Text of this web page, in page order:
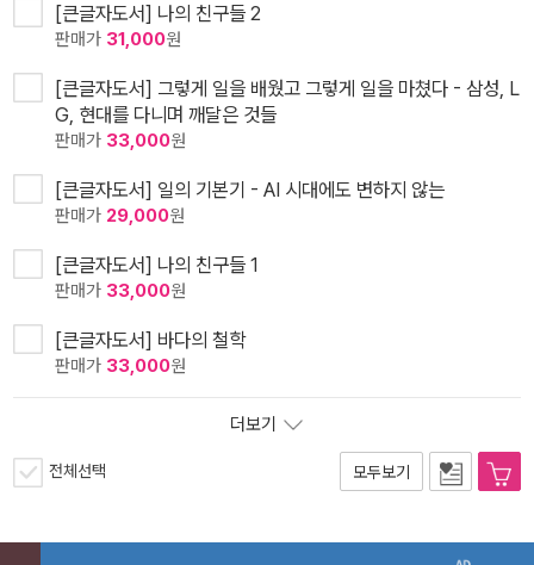
[큰글자도서] 나의 친구들 2
판매가 31,000원
[큰글자도서] 그렇게 일을 배웠고 그렇게 일을 마쳤다 - 삼성, L
G, 현대를 다니며 깨달은 것들
판매가 33,000원
[큰글자도서] 일의 기본기 - AI 시대에도 변하지 않는
판매가 29,000원
[큰글자도서] 나의 친구들 1
판매가 33,000원
[큰글자도서] 바다의 철학
판매가 33,000원
더보기
전체선택 모두보기